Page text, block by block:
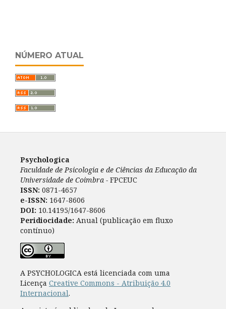
NÚMERO ATUAL
Psychologica
Faculdade de Psicologia e de Ciências da Educação da
Universidade de Coimbra - FPCEUC
ISSN: 0871-4657
e-ISSN: 1647-8606
DOI: 10.14195/1647-8606
Peridiocidade: Anual (publicação em fluxo
contínuo)
A PSYCHOLOGICA está licenciada com uma
Licença Creative Commons - Atribuição 4.0
Internacional.